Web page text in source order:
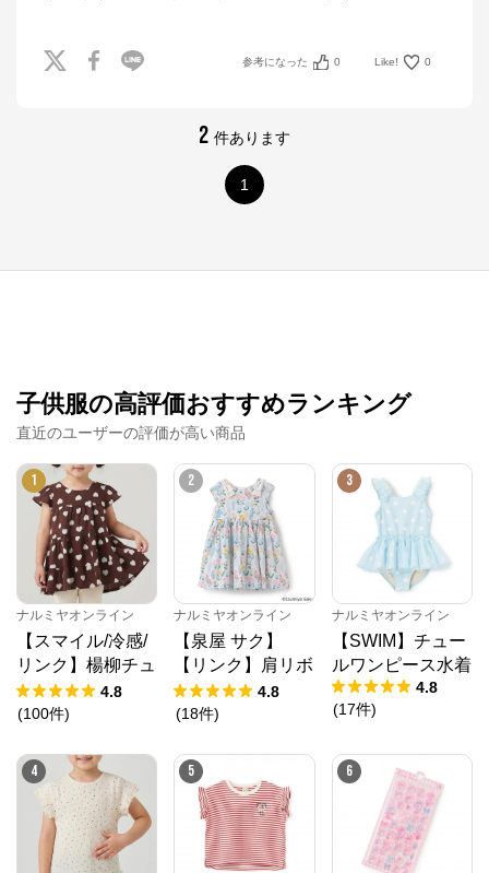
参考になった 0 Like! 0
2 件あります
1
子供服の高評価おすすめランキング
直近のユーザーの評価が高い商品
1
ナルミヤオンライン
【スマイル/冷感/
リンク】楊柳チュ
ニック
4.8
(100件)
2
ナルミヤオンライン
【泉屋 サク】
【リンク】肩リボ
ンフラワーキャッ
トワンピース
4.8
(18件)
3
ナルミヤオンライン
【SWIM】チュー
ルワンピース水着
4.8
(17件)
4 5 6